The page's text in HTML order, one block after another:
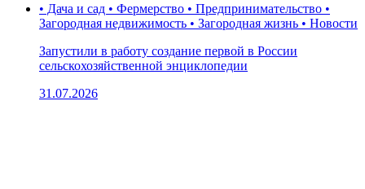
• Дача и сад • Фермерство • Предпринимательство •
Загородная недвижимость • Загородная жизнь • Новости
Запустили в работу создание первой в России
сельскохозяйственной энциклопедии
31.07.2026